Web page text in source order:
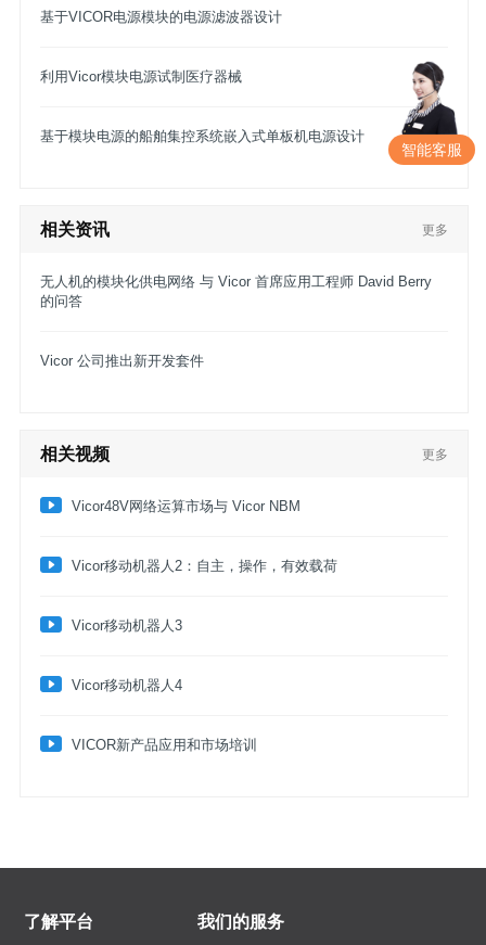
基于VICOR电源模块的电源滤波器设计
利用Vicor模块电源试制医疗器械
基于模块电源的船舶集控系统嵌入式单板机电源设计
相关资讯 更多
无人机的模块化供电网络 与 Vicor 首席应用工程师 David Berry
的问答
Vicor 公司推出新开发套件
相关视频 更多
Vicor48V网络运算市场与 Vicor NBM
​Vicor移动机器人2：自主，操作，有效载荷
​Vicor移动机器人3
​Vicor移动机器人4
VICOR新产品应用和市场培训
智能客服
了解平台 我们的服务